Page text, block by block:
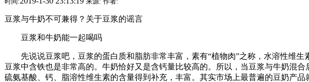
豆浆与牛奶不可兼得？关于豆浆的谣言
豆浆和牛奶能一起喝吗
先说说豆浆吧，豆浆的蛋白质和脂肪非常丰富，素有“植物肉”之称，水溶性维生
豆浆中含铁也是非常高的。牛奶恰好又是含钙量比较高的。所以，当豆浆与牛奶混
硫氨基酸、钙、脂溶性维生素的含量得到补充，丰富。其实市场上最普遍的豆奶产